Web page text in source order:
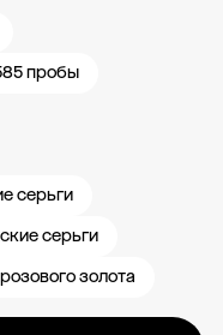
пробы
серьги
серьги
золота